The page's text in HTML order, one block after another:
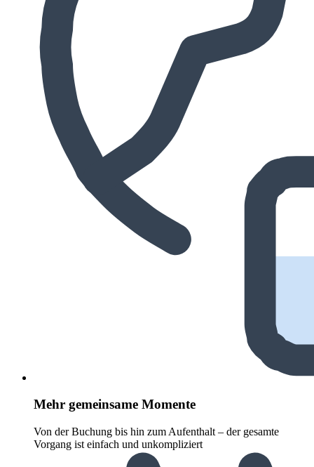
Mehr gemeinsame Momente
Von der Buchung bis hin zum Aufenthalt – der gesamte
Vorgang ist einfach und unkompliziert